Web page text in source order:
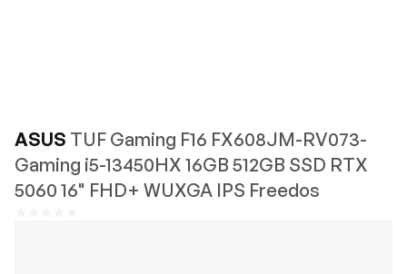
ASUS TUF Gaming F16 FX608JM-RV073-
Gaming i5-13450HX 16GB 512GB SSD RTX
5060 16" FHD+ WUXGA IPS Freedos